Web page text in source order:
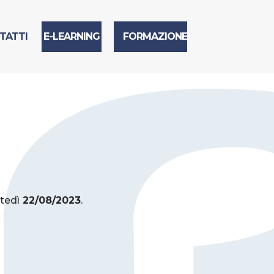
E-LEARNING FORMAZIONE
22/08/2023.